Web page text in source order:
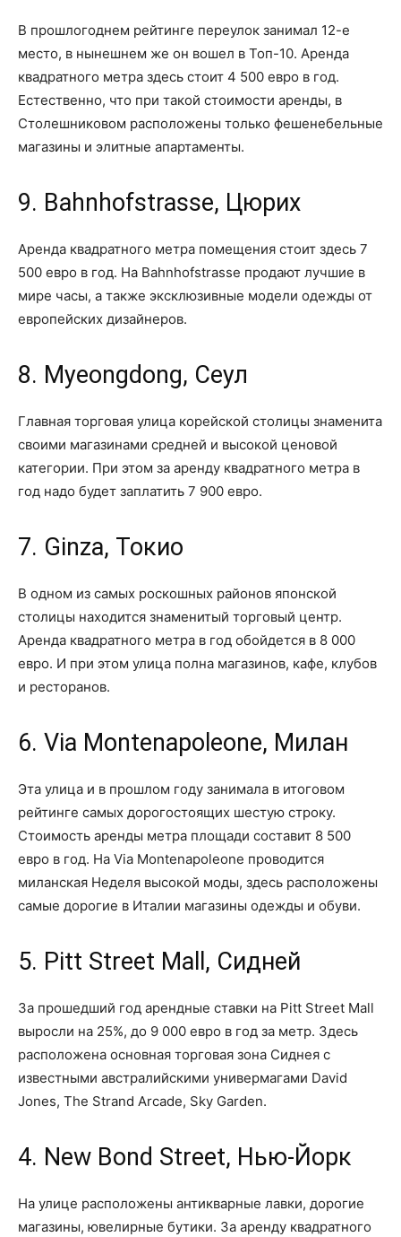
В прошлогоднем рейтинге переулок занимал 12-е
место, в нынешнем же он вошел в Топ-10. Аренда
квадратного метра здесь стоит 4 500 евро в год.
Естественно, что при такой стоимости аренды, в
Столешниковом расположены только фешенебельные
магазины и элитные апартаменты.
9. Bahnhofstrasse, Цюрих
Аренда квадратного метра помещения стоит здесь 7
500 евро в год. На Bahnhofstrasse продают лучшие в
мире часы, а также эксклюзивные модели одежды от
европейских дизайнеров.
8. Myeongdong, Сеул
Главная торговая улица корейской столицы знаменита
своими магазинами средней и высокой ценовой
категории. При этом за аренду квадратного метра в
год надо будет заплатить 7 900 евро.
7. Ginza, Токио
В одном из самых роскошных районов японской
столицы находится знаменитый торговый центр.
Аренда квадратного метра в год обойдется в 8 000
евро. И при этом улица полна магазинов, кафе, клубов
и ресторанов.
6. Via Montenapoleone, Милан
Эта улица и в прошлом году занимала в итоговом
рейтинге самых дорогостоящих шестую строку.
Стоимость аренды метра площади составит 8 500
евро в год. На Via Montenapoleone проводится
миланская Неделя высокой моды, здесь расположены
самые дорогие в Италии магазины одежды и обуви.
5. Pitt Street Mall, Сидней
За прошедший год арендные ставки на Pitt Street Mall
выросли на 25%, до 9 000 евро в год за метр. Здесь
расположена основная торговая зона Сиднея с
известными австралийскими универмагами David
Jones, The Strand Arcade, Sky Garden.
4. New Bond Street, Нью-Йорк
На улице расположены антикварные лавки, дорогие
магазины, ювелирные бутики. За аренду квадратного